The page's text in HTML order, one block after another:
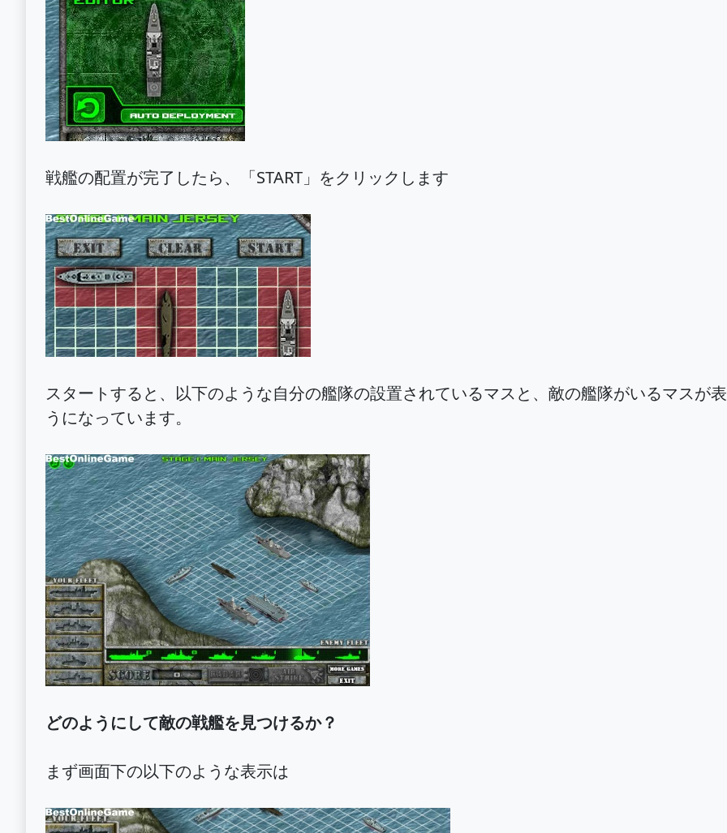
戦艦の配置が完了したら、「START」をクリックします
スタートすると、以下のような自分の艦隊の設置されているマスと、敵の艦隊がいるマス
うになっています。
どのようにして敵の戦艦を見つけるか？
まず画面下の以下のような表示は